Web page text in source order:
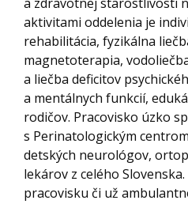
aktivitami oddelenia je
rehabilitácia, fyzikálna
magnetoterapia,
a liečba deficitov
a mentálnych funkcií,
rodičov. Pracovisko úzko
s Perinatologickým
detských neurológov,
lekárov z celého
pracovisku či už